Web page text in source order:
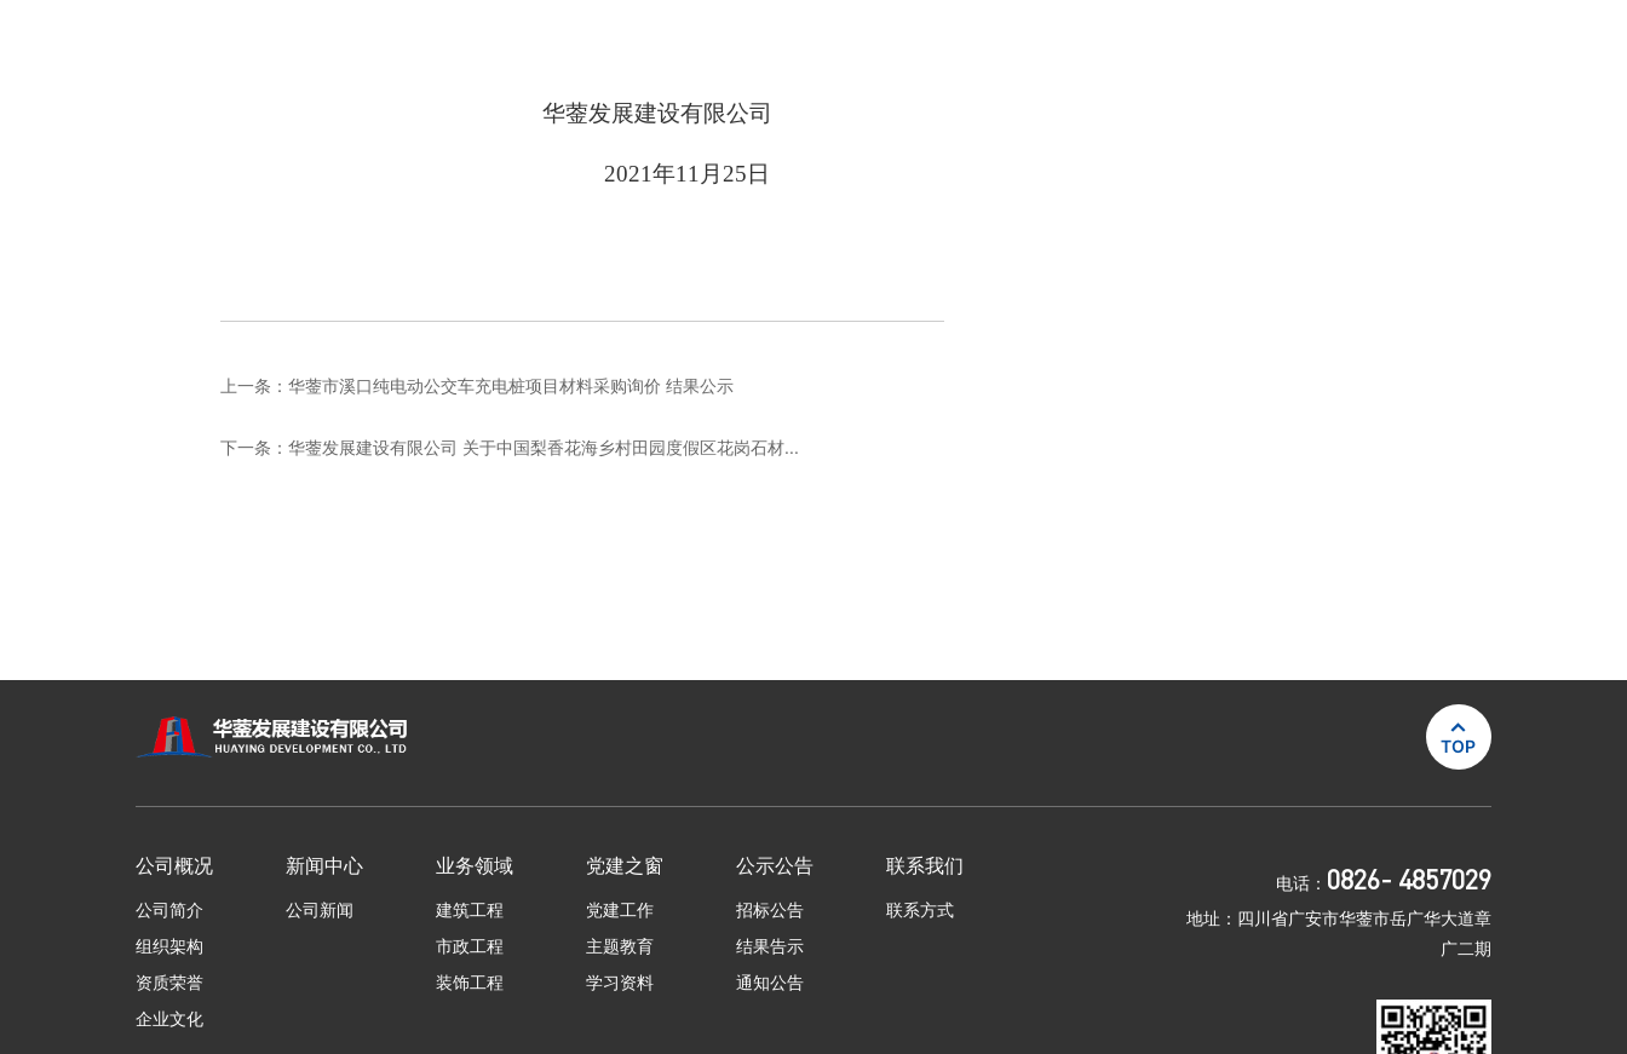
华蓥发展建设有限公司
2021年11月25日
上一条：华蓥市溪口纯电动公交车充电桩项目材料采购询价 结果公示
下一条：华蓥发展建设有限公司 关于中国梨香花海乡村田园度假区花岗石材...

TOP
公司概况
公司简介
组织架构
资质荣誉
企业文化
新闻中心
公司新闻
业务领域
建筑工程
市政工程
装饰工程
党建之窗
党建工作
主题教育
学习资料
公示公告
招标公告
结果告示
通知公告
联系我们
联系方式
电话： 0826- 4857029
地址：四川省广安市华蓥市岳广华大道章
广二期